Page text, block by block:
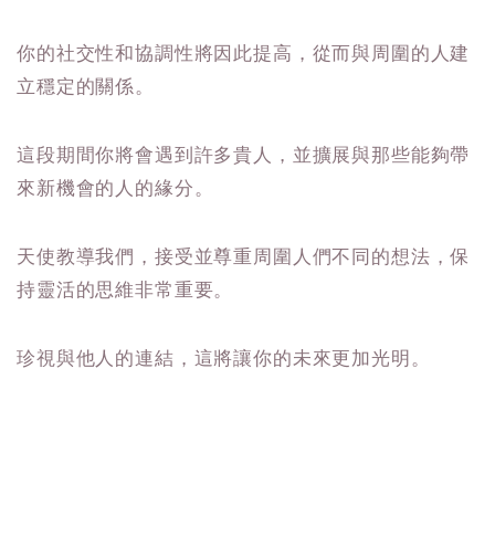
你的社交性和協調性將因此提高，從而與周圍的人建
立穩定的關係。
這段期間你將會遇到許多貴人，並擴展與那些能夠帶
來新機會的人的緣分。
天使教導我們，接受並尊重周圍人們不同的想法，保
持靈活的思維非常重要。
珍視與他人的連結，這將讓你的未來更加光明。